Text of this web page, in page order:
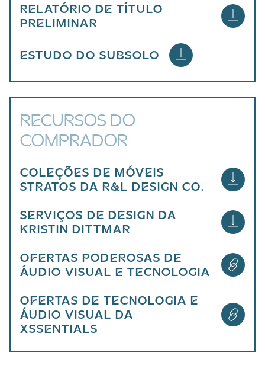
RELATÓRIO DE TÍTULO
PRELIMINAR
ESTUDO DO SUBSOLO
RECURSOS DO
COMPRADOR
COLEÇÕES DE MÓVEIS
STRATOS DA R&L DESIGN CO.
SERVIÇOS DE DESIGN DA
KRISTIN DITTMAR
OFERTAS PODEROSAS DE
ÁUDIO VISUAL E TECNOLOGIA
OFERTAS DE TECNOLOGIA E
ÁUDIO VISUAL DA
XSSENTIALS